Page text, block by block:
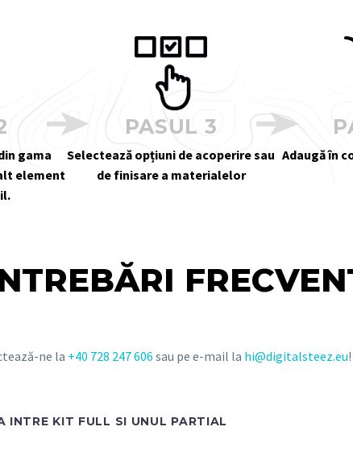
gama
element
PASUL 3
Selectează opțiuni de acoperire sau
de finisare a materialelor
Adaugă în
ne la +40 728 247 606sau pe e-mail la hi@digitalsteez.eu!
INTRE KIT FULL SI UNUL PARTIAL